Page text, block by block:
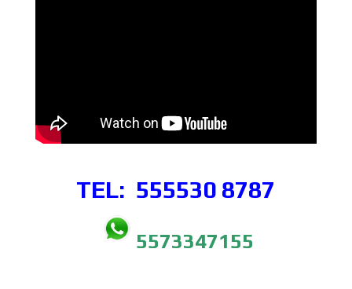
TEL: 555530 8787
5573347155